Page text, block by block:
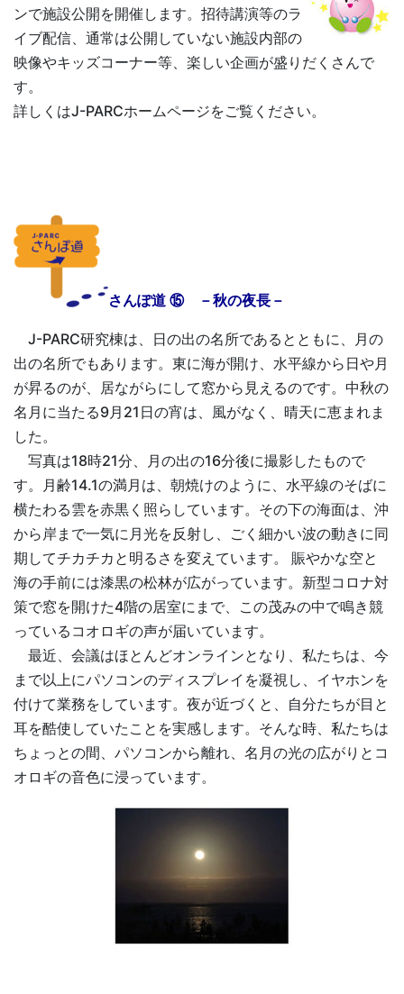
ンで施設公開を開催します。招待講演等のラ
イブ配信、通常は公開していない施設内部の
映像やキッズコーナー等、楽しい企画が盛りだくさんで
す。
詳しくはJ-PARCホームページをご覧ください。
さんぽ道 ⑮ －秋の夜長－
J-PARC研究棟は、日の出の名所であるとともに、月の
出の名所でもあります。東に海が開け、水平線から日や月
が昇るのが、居ながらにして窓から見えるのです。中秋の
名月に当たる9月21日の宵は、風がなく、晴天に恵まれま
した。
写真は18時21分、月の出の16分後に撮影したもので
す。月齢14.1の満月は、朝焼けのように、水平線のそばに
横たわる雲を赤黒く照らしています。その下の海面は、沖
から岸まで一気に月光を反射し、ごく細かい波の動きに同
期してチカチカと明るさを変えています。 賑やかな空と
海の手前には漆黒の松林が広がっています。新型コロナ対
策で窓を開けた4階の居室にまで、この茂みの中で鳴き競
っているコオロギの声が届いています。
最近、会議はほとんどオンラインとなり、私たちは、今
まで以上にパソコンのディスプレイを凝視し、イヤホンを
付けて業務をしています。夜が近づくと、自分たちが目と
耳を酷使していたことを実感します。そんな時、私たちは
ちょっとの間、パソコンから離れ、名月の光の広がりとコ
オロギの音色に浸っています。